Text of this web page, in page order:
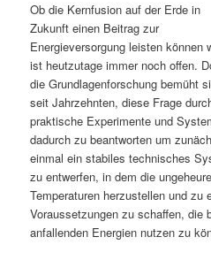
h
a
l
t
s
p
I
n
h
a
l
t
Ob die Kernfusion auf der Erde in
Zukunft einen Beitrag zur
Energieversorgung leisten können
ist heutzutage immer noch offen.
die Grundlagenforschung bemüht
seit Jahrzehnten, diese Frage
praktische Experimente und
dadurch zu beantworten um
einmal ein stabiles technisches
zu entwerfen, in dem die
Temperaturen herzustellen und zu
Voraussetzungen zu schaffen, die
anfallenden Energien nutzen zu